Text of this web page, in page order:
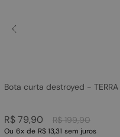
Bota curta destroyed - TERRA
R$ 199,90
R$79,90
Ou 6x de R$ 13,31 sem juros